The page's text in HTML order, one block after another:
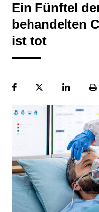
Ein Fünftel
behandelten
ist tot
FacebookPlattformLinekdIn